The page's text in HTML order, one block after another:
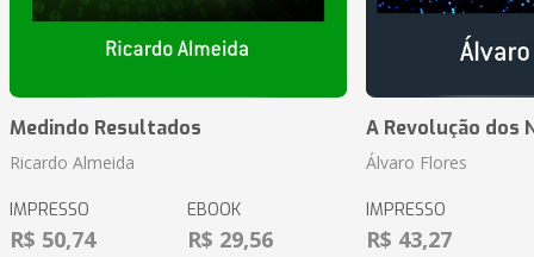
Medindo Resultados
Ricardo Almeida
IMPRESSO
R$ 50,74
EBOOK
R$ 29,56
A Revolução dos
Álvaro Flores
IMPRESSO
R$ 43,27